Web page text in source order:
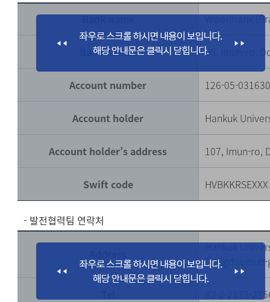
Bank name
Wooribank
Bank adress 99, Imun-ro,
Account number 126-05-
Account holder Hankuk
Account holder’s address 107, Imun-ro,
Swift code HVBKKRSEXXX
- 발전협력팀 연락처
Hankuk
Dongdaemun-
82-2-2173-